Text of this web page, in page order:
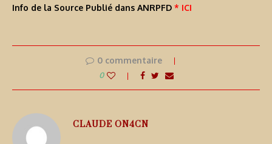
Info de la Source Publié dans ANRPFD * ICI
0 commentaire
0
CLAUDE ON4CN